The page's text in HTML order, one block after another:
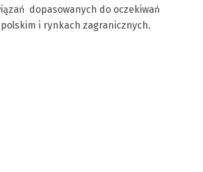
dopasowanych do oczekiwań
i rynkach zagranicznych.